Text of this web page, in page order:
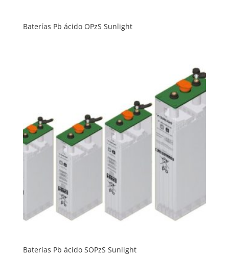
Baterías Pb ácido OPzS Sunlight
Baterías Pb ácido SOPzS Sunlight